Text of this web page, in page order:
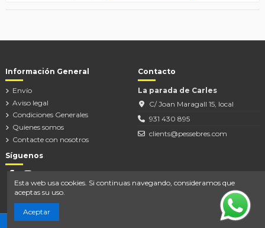
Información General
Envío
Aviso legal
Condiciones Generales
Quienes somos
Contacte con nosotros
Contacto
La parada de Carles
C/ Joan Maragall 15, local
931 430 895
clients@pessebres.com
Síguenos
Esta web usa cookies. Si continuas navegando, consideramos que
aceptas su uso.
Aceptar